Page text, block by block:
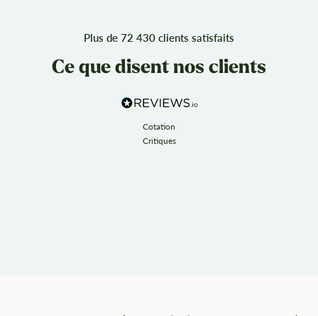
Plus de 72 430 clients satisfaits
Ce que disent nos clients
Cotation
Critiques